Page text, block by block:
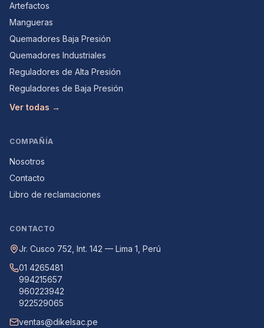
Artefactos
Mangueras
Quemadores Baja Presión
Quemadores Industriales
Reguladores de Alta Presión
Reguladores de Baja Presión
Ver todas →
COMPAÑÍA
Nosotros
Contacto
Libro de reclamaciones
CONTACTO
Jr. Cusco 752, Int. 142 — Lima 1, Perú
01 4265481
994215657
960223942
922529065
ventas@dikelsac.pe